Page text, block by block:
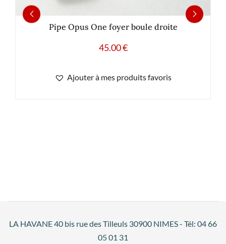
Pipe Opus One foyer boule droite
45.00€
Ajouter à mes produits favoris
LA HAVANE 40 bis rue des Tilleuls 30900 NIMES - Tél: 04 66
05 01 31